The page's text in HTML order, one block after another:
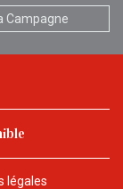
Campagne
légales